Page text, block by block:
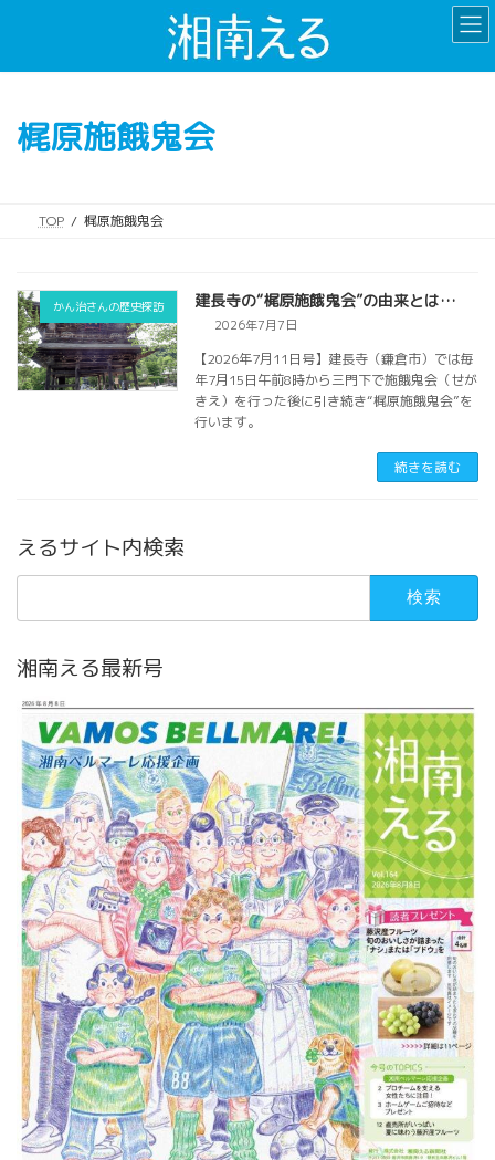
梶原施餓鬼会
TOP 梶原施餓鬼会
かん治さんの歴史探訪 建長寺の“梶原施餓鬼会”の由来とは…
2026年7月7日
【2026年7月11日号】建長寺（鎌倉市）では毎
年7月15日午前8時から三門下で施餓鬼会（せが
きえ）を行った後に引き続き“梶原施餓鬼会”を
行います。
続きを読む
えるサイト内検索
検
湘南える最新号